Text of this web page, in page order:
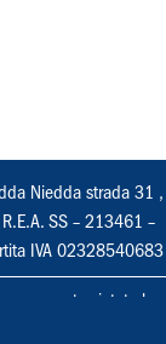
Niedda strada 31 ,
SS – 213461 –
IVA 02328540683
vietata la
totale o parziale.